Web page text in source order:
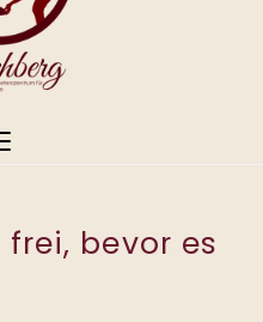
frei, bevor es